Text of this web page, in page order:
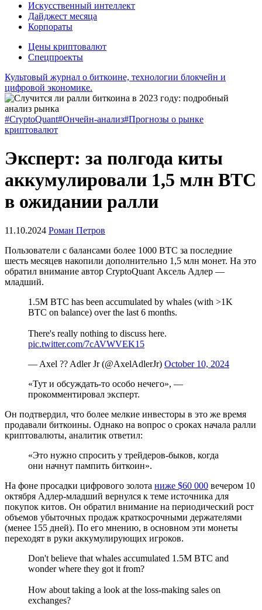
Искусственный интеллект
Дайджест месяца
Корпораты
Цены криптовалют
Спецпроекты
Культовый журнал о биткоине, технологии блокчейн и
цифровой экономике.
#CryptoQuant#Ончейн-анализ#Прогнозы о рынке
криптовалют
Эксперт: за полгода киты
аккумулировали 1,5 млн BTC
в ожидании ралли
11.10.2024 Роман Петров
Пользователи с балансами более 1000 BTC за последние
шесть месяцев накопили дополнительно 1,5 млн монет. На это
обратил внимание автор CryptoQuant Аксель Адлер —
младший.
1.5M BTC has been accumulated by whales (with >1K
BTC on balance) over the last 6 months.
There's really nothing to discuss here.
pic.twitter.com/7cAVWVEK15
— Axel ?? Adler Jr (@AxelAdlerJr) October 10, 2024
«Тут и обсуждать-то особо нечего», —
прокомментировал эксперт.
Он подтвердил, что более мелкие инвесторы в это же время
продавали биткоины. Однако на вопрос о сроках начала ралли
криптовалюты, аналитик ответил:
«Это нужно спросить у трейдеров-быков, когда
они начнут пампить биткоин».
На фоне просадки цифрового золота ниже $60 000 вечером 10
октября Адлер-младший вернулся к теме источника для
покупок китов. Он обратил внимание на периодический рост
объемов убыточных продаж краткосрочными держателями
(менее 155 дней). По его мнению, в основном эти монеты
переходят в руки аккумулирующих игроков.
Don't believe that whales accumulated 1.5M BTC and
wonder where they got it from?
How about taking a look at the loss-making sales on
exchanges?